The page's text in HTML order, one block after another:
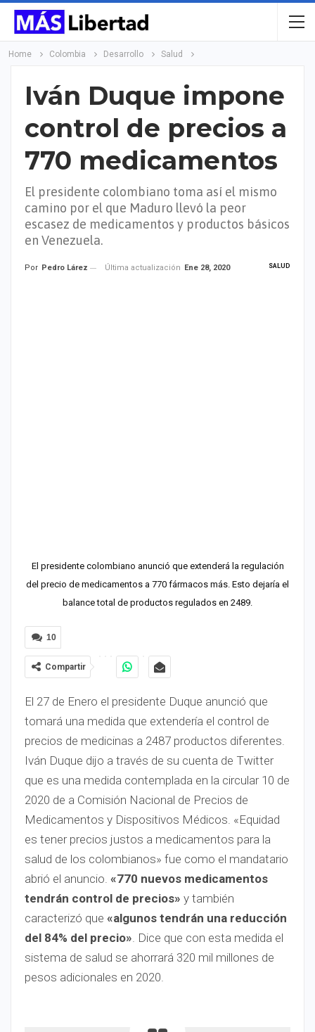
Home Colombia Desarrollo Salud
Iván Duque impone
control de precios a
770 medicamentos
El presidente colombiano toma así el mismo
camino por el que Maduro llevó la peor
escasez de medicamentos y productos básicos
en Venezuela.
SALUD
Por Pedro Lárez Última actualización Ene 28, 2020
El presidente colombiano anunció que extenderá la regulación
del precio de medicamentos a 770 fármacos más. Esto dejaría el
balance total de productos regulados en 2489.
10
Compartir
El 27 de Enero el presidente Duque anunció que
tomará una medida que extendería el control de
precios de medicinas a 2487 productos diferentes.
Iván Duque dijo a través de su cuenta de Twitter
que es una medida contemplada en la circular 10 de
2020 de a Comisión Nacional de Precios de
Medicamentos y Dispositivos Médicos. «Equidad
es tener precios justos a medicamentos para la
salud de los colombianos» fue como el mandatario
abrió el anuncio. «770 nuevos medicamentos
tendrán control de precios» y también
caracterizó que «algunos tendrán una reducción
del 84% del precio». Dice que con esta medida el
sistema de salud se ahorrará 320 mil millones de
pesos adicionales en 2020.